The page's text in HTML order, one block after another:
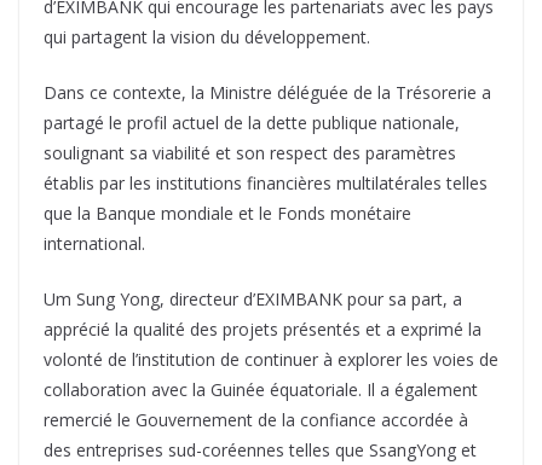
d’EXIMBANK qui encourage les partenariats avec les pays
qui partagent la vision du développement.
Dans ce contexte, la Ministre déléguée de la Trésorerie a
partagé le profil actuel de la dette publique nationale,
soulignant sa viabilité et son respect des paramètres
établis par les institutions financières multilatérales telles
que la Banque mondiale et le Fonds monétaire
international.
Um Sung Yong, directeur d’EXIMBANK pour sa part, a
apprécié la qualité des projets présentés et a exprimé la
volonté de l’institution de continuer à explorer les voies de
collaboration avec la Guinée équatoriale. Il a également
remercié le Gouvernement de la confiance accordée à
des entreprises sud-coréennes telles que SsangYong et